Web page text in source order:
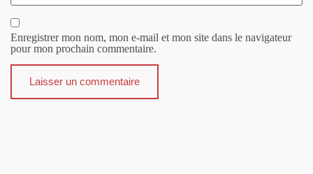
Enregistrer mon nom, mon e-mail et mon site dans le navigateur
pour mon prochain commentaire.